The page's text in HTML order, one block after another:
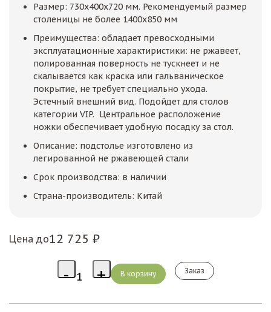
Размер: 730х400х720 мм. Рекомендуемый размер
столеницы не более 1400х850 мм
Преимущества: обладает превосходными
эксплуатационные характиристики: не ржавеет,
полированная поверность не тускнеет и не
скалывается как краска или гальваническое
покрытие, не требует специально ухода.
Эстечный внешний вид. Подойдет для столов
категории VIP. Центральное расположение
ножки обеспечивает удобную посадку за стол.
Описание: подстолье изготовлено из
легированной не ржавеющей стали
Срок производства: в наличии
Страна-производитель: Китай
Цена до12 725 ₽
Заказ